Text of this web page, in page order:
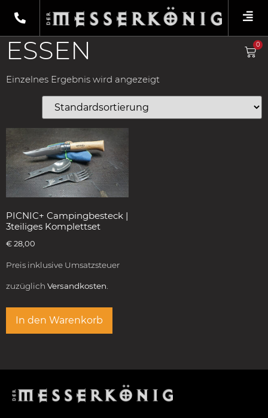
0
Produkte verschlagwortet mit
„Essen“
/ Fixiermesser
ESSEN
Einzelnes Ergebnis wird angezeigt
PICNIC+ Campingbesteck |
3teiliges Komplettset
€ 28,00
Preis inklusive Umsatzsteuer
zuzüglich Versandkosten.
In den Warenkorb